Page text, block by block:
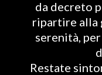
da decreto
ripartire alla
serenità,
Restate